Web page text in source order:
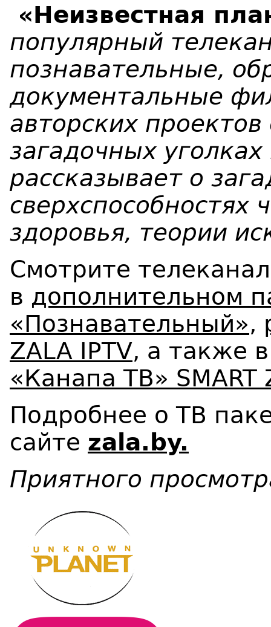
«Неизвестная
популярный
познавательные,
документальные
авторских
загадочных
рассказывает о
сверхспособностях
здоровья, теории
Смотрите
в дополнительном
«Познавательный»,
ZALA IPTV, а также
«Канапа ТВ» SMART
Подробнее о ТВ
сайте zala. by.
Приятного